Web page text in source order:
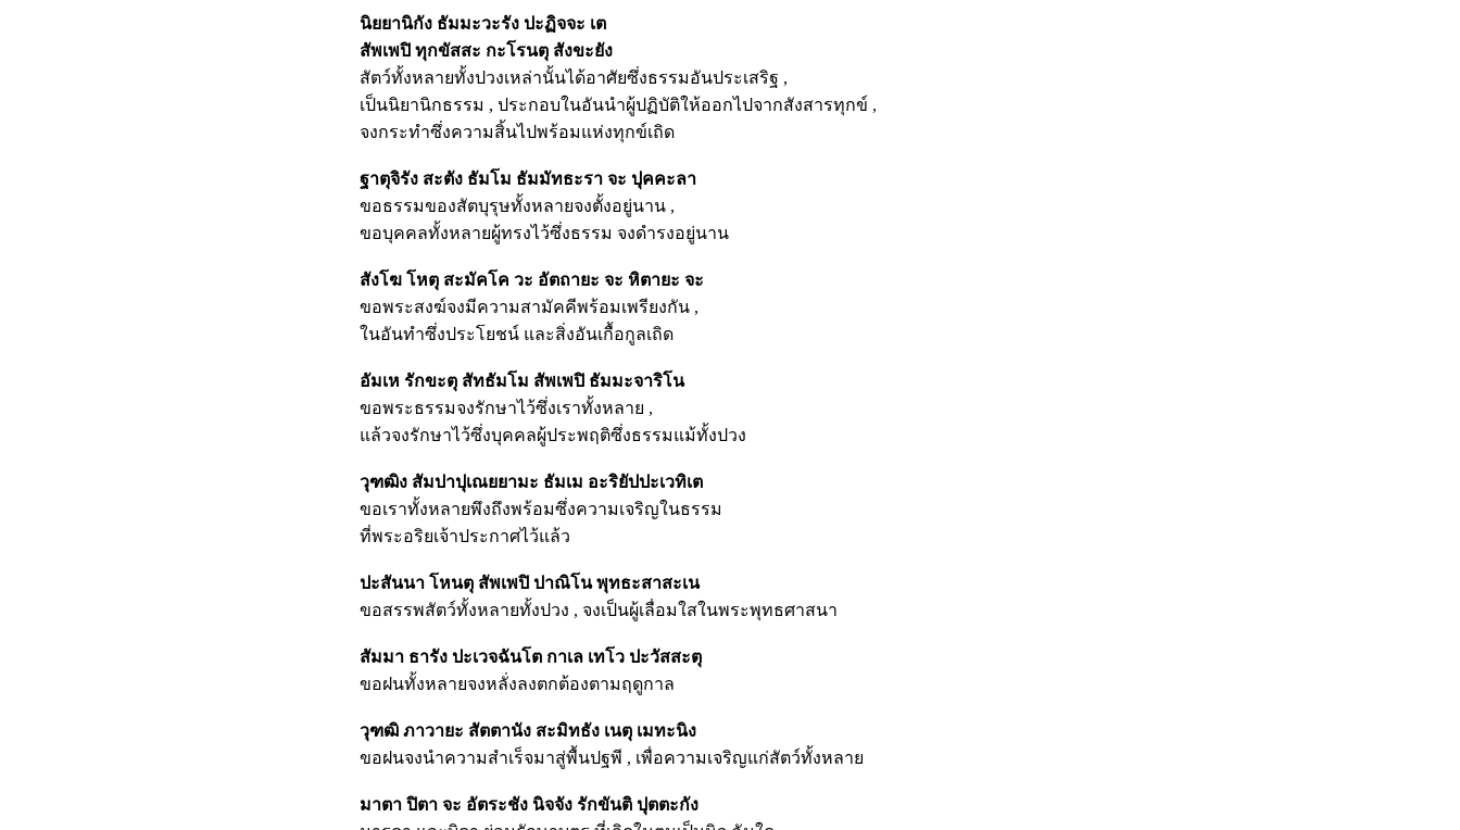
นิยยานิกัง ธัมมะวะรัง ปะฏิจจะ เต
สัพเพปิ ทุกขัสสะ กะโรนตุ สังขะยัง
สัตว์ทั้งหลายทั้งปวงเหล่านั้นได้อาศัยซึ่งธรรมอันประเสริฐ ,
เป็นนิยานิกธรรม , ประกอบในอันนำผู้ปฏิบัติให้ออกไปจากสังสารทุกข์ ,
จงกระทำซึ่งความสิ้นไปพร้อมแห่งทุกข์เถิด
ฐาตุจิรัง สะตัง ธัมโม ธัมมัทธะรา จะ ปุคคะลา
ขอธรรมของสัตบุรุษทั้งหลายจงตั้งอยู่นาน ,
ขอบุคคลทั้งหลายผู้ทรงไว้ซึ่งธรรม จงดำรงอยู่นาน
สังโฆ โหตุ สะมัคโค วะ อัตถายะ จะ หิตายะ จะ
ขอพระสงฆ์จงมีความสามัคคีพร้อมเพรียงกัน ,
ในอันทำซึ่งประโยชน์ และสิ่งอันเกื้อกูลเถิด
อัมเห รักขะตุ สัทธัมโม สัพเพปิ ธัมมะจาริโน
ขอพระธรรมจงรักษาไว้ซึ่งเราทั้งหลาย ,
แล้วจงรักษาไว้ซึ่งบุคคลผู้ประพฤติซึ่งธรรมแม้ทั้งปวง
วุฑฒิง สัมปาปุเณยยามะ ธัมเม อะริยัปปะเวทิเต
ขอเราทั้งหลายพึงถึงพร้อมซึ่งความเจริญในธรรม
ที่พระอริยเจ้าประกาศไว้แล้ว
ปะสันนา โหนตุ สัพเพปิ ปาณิโน พุทธะสาสะเน
ขอสรรพสัตว์ทั้งหลายทั้งปวง , จงเป็นผู้เลื่อมใสในพระพุทธศาสนา
สัมมา ธารัง ปะเวจฉันโต กาเล เทโว ปะวัสสะตุ
ขอฝนทั้งหลายจงหลั่งลงตกต้องตามฤดูกาล
วุฑฒิ ภาวายะ สัตตานัง สะมิทธัง เนตุ เมทะนิง
ขอฝนจงนำความสำเร็จมาสู่พื้นปฐพี , เพื่อความเจริญแก่สัตว์ทั้งหลาย
มาตา ปิตา จะ อัตระชัง นิจจัง รักขันติ ปุตตะกัง